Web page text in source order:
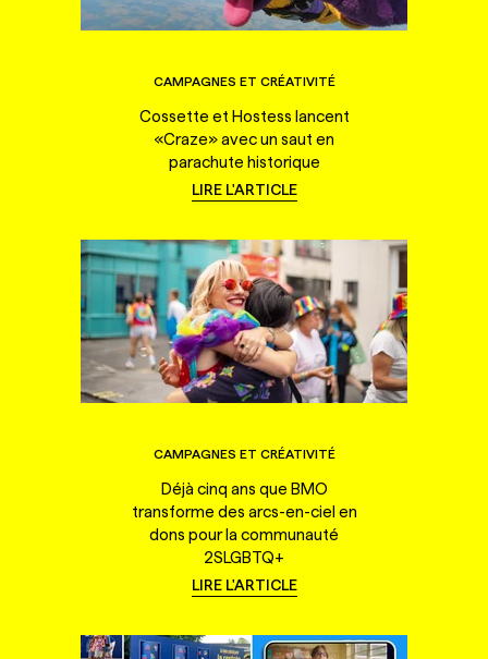
CAMPAGNES ET CRÉATIVITÉ
Cossette et Hostess lancent
«Craze» avec un saut en
parachute historique
LIRE L'ARTICLE
CAMPAGNES ET CRÉATIVITÉ
Déjà cinq ans que BMO
transforme des arcs-en-ciel en
dons pour la communauté
2SLGBTQ+
LIRE L'ARTICLE